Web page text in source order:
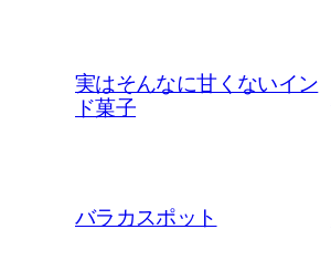
実はそんなに甘くないイン
ド菓子
バラカスポット